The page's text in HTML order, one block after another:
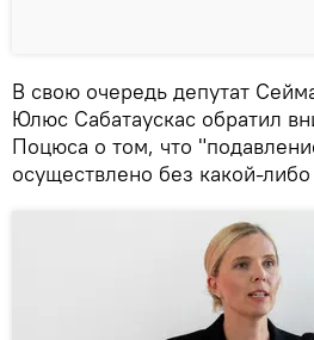
В свою очередь депутат
Юлюс Сабатаускас обратил
Поцюса о том, что
осуществлено без какой-